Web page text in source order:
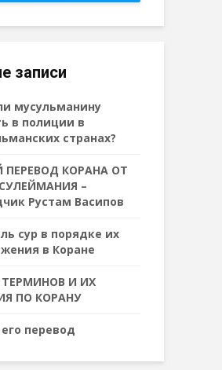
записи
мусульманину
в полиции в
странах?
КОРАНА ОТ
–
Рустам Васипов
сур в порядке их
в Коране
И ИХ
ПО КОРАНУ
перевод